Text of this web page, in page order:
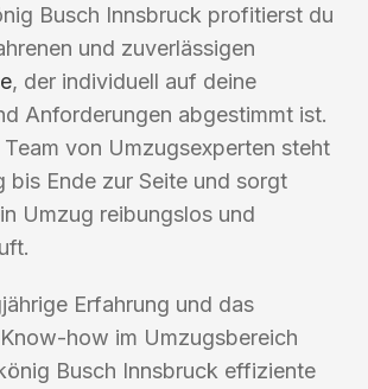
Busch Innsbruck profitierst du
und zuverlässigen
, der individuell auf deine
Anforderungen abgestimmt ist.
von Umzugsexperten steht
bis Ende zur Seite und sorgt
Umzug reibungslos und
Erfahrung und das
how im Umzugsbereich
Busch Innsbruck effiziente